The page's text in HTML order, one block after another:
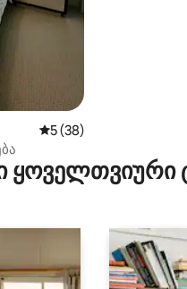
საშუალო შეფასებაა
5 (38)
ყოველთვიური